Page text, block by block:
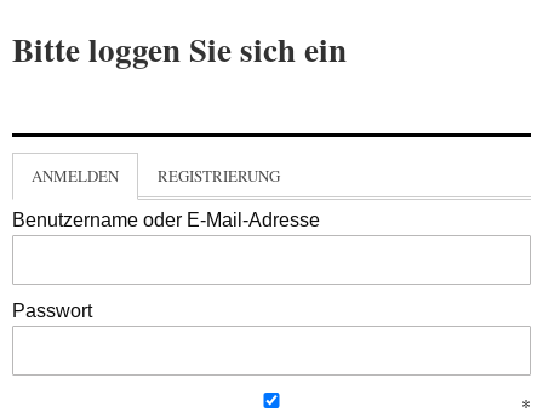
Bitte loggen Sie sich ein
ANMELDEN REGISTRIERUNG
Benutzername oder E-Mail-Adresse
Passwort